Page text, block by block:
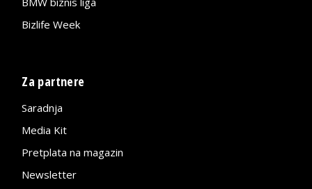
Bizlife Week
Za partnere
Saradnja
Media Kit
Pretplata na magazin
Newsletter